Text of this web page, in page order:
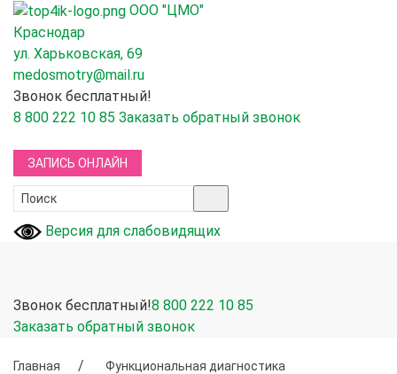
ООО "ЦМО"
Краснодар
ул. Харьковская, 69
medosmotry@mail.ru
Звонок бесплатный!
8 800 222 10 85 Заказать обратный звонок
ЗАПИСЬ ОНЛАЙН
Версия для слабовидящих
Звонок бесплатный!8 800 222 10 85
Заказать обратный звонок
Главная
Функциональная диагностика